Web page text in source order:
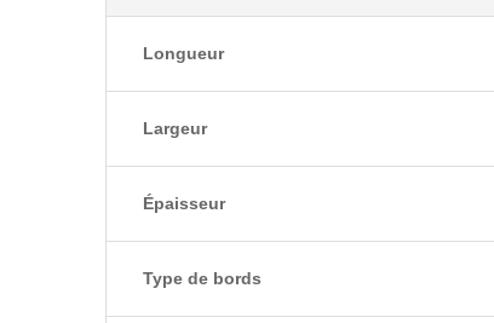
Longueur
Largeur
Épaisseur
Type de bords